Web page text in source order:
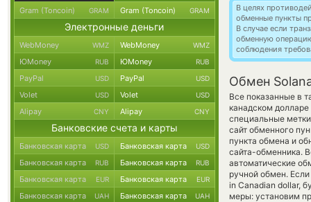
В целях
обменные пункты
В случае если
обменную
соблюдения
Обмен
Все показанные в
канадском
специальные
сайт обменного
пункта обмена и
сайта-обменника.
автоматические
ручной обмен.
in Canadian dollar,
меры: установим
Gram (Toncoin) GRAM Gram (Toncoin) GRAM
Электронные деньги
WebMoney WMZ WebMoney WMZ
ЮMoney RUB ЮMoney RUB
PayPal USD PayPal USD
Volet USD Volet USD
Alipay CNY Alipay CNY
Банковские счета и карты
Банковская карта USD Банковская карта USD
Банковская карта RUB Банковская карта RUB
Банковская карта EUR Банковская карта EUR
Банковская карта UAH Банковская карта UAH